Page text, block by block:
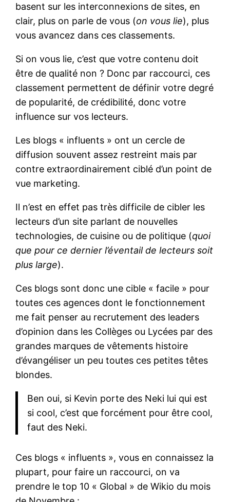
basent sur les interconnexions de sites, en
clair, plus on parle de vous (on vous lie), plus
vous avancez dans ces classements.
Si on vous lie, c’est que votre contenu doit
être de qualité non ? Donc par raccourci, ces
classement permettent de définir votre degré
de popularité, de crédibilité, donc votre
influence sur vos lecteurs.
Les blogs « influents » ont un cercle de
diffusion souvent assez restreint mais par
contre extraordinairement ciblé d’un point de
vue marketing.
Il n’est en effet pas très difficile de cibler les
lecteurs d’un site parlant de nouvelles
technologies, de cuisine ou de politique (quoi
que pour ce dernier l’éventail de lecteurs soit
plus large).
Ces blogs sont donc une cible « facile » pour
toutes ces agences dont le fonctionnement
me fait penser au recrutement des leaders
d’opinion dans les Collèges ou Lycées par des
grandes marques de vêtements histoire
d’évangéliser un peu toutes ces petites têtes
blondes.
Ben oui, si Kevin porte des Neki lui qui est
si cool, c’est que forcément pour être cool,
faut des Neki.
Ces blogs « influents », vous en connaissez la
plupart, pour faire un raccourci, on va
prendre le top 10 « Global » de Wikio du mois